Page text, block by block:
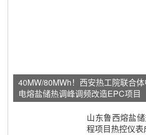
40MW/80MWh！西安热工院联合
电熔盐储热调峰调频改造EPC项目
山东鲁西熔盐
程项目热控仪